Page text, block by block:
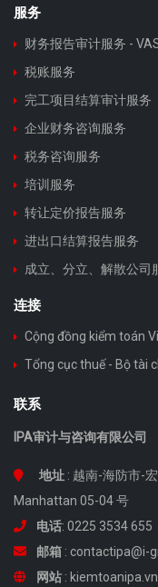
服务
财务报告审计服务 -
税账服务
完工项目结算审计服务
企业财务咨询服务
税务咨询服务
培训服务
转让定价报告服务
进出口结算报告服务
成立、分立、解散公司
连接
Cộng đồng kiểm toán
Tổng cục thuế - Bộ tài
联系
IPA审计与咨询有限公司
地址 : 越南-海防市-
Manhattan 05-04 号
电话: 0225 3534 655
邮箱 : contactipa@i-
网站 : kiemtoanipa.vn